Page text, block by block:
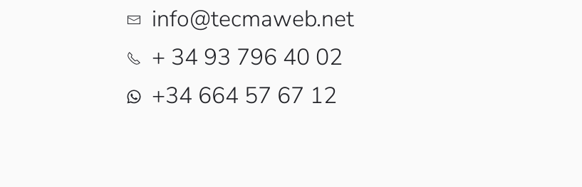
info@tecmaweb.net
+ 34 93 796 40 02
+34 664 57 67 12